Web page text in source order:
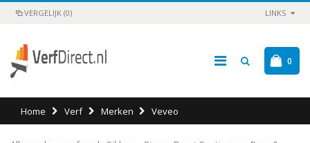
VERGELIJK (0) LINKS
0
Home Verf Merken Veveo